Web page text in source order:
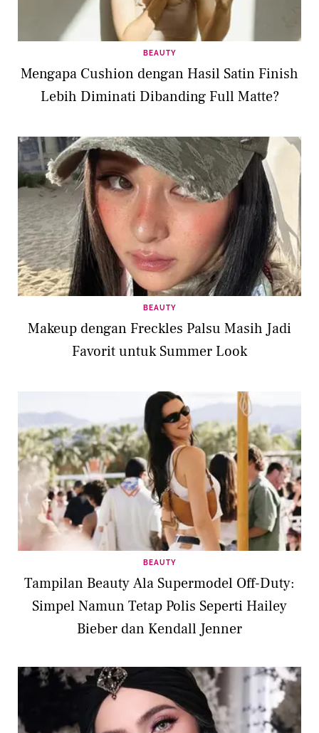
BEAUTY
Mengapa Cushion dengan Hasil Satin Finish
Lebih Diminati Dibanding Full Matte?
BEAUTY
Makeup dengan Freckles Palsu Masih Jadi
Favorit untuk Summer Look
BEAUTY
Tampilan Beauty Ala Supermodel Off-Duty:
Simpel Namun Tetap Polis Seperti Hailey
Bieber dan Kendall Jenner